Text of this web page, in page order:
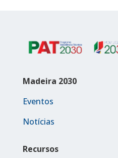
Madeira 2030
Eventos
Notícias
Recursos